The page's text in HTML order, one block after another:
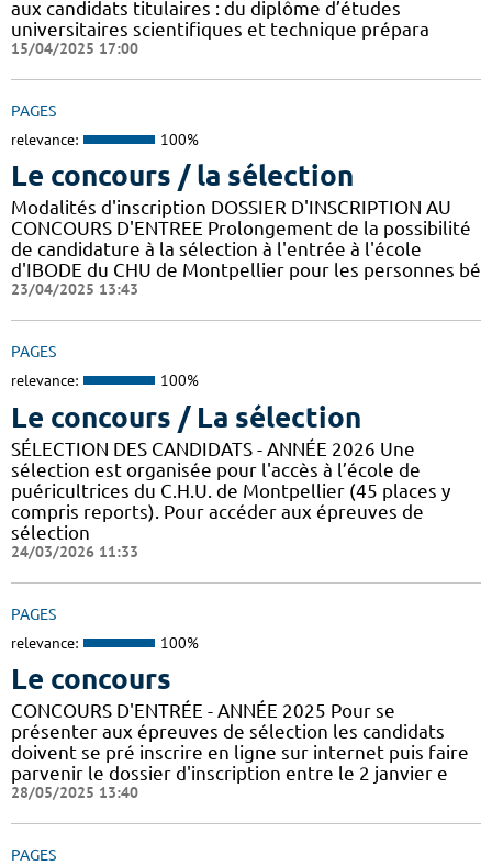
aux candidats titulaires : du diplôme d’études
universitaires scientifiques et technique prépara
15/04/2025 17:00
PAGES
relevance: 100%
Le concours / la sélection
Modalités d'inscription DOSSIER D'INSCRIPTION AU
CONCOURS D'ENTREE Prolongement de la possibilité
de candidature à la sélection à l'entrée à l'école
d'IBODE du CHU de Montpellier pour les personnes bé
23/04/2025 13:43
PAGES
relevance: 100%
Le concours / La sélection
SÉLECTION DES CANDIDATS - ANNÉE 2026 Une
sélection est organisée pour l'accès à l’école de
puéricultrices du C.H.U. de Montpellier (45 places y
compris reports). Pour accéder aux épreuves de
sélection
24/03/2026 11:33
PAGES
relevance: 100%
Le concours
CONCOURS D'ENTRÉE - ANNÉE 2025 Pour se
présenter aux épreuves de sélection les candidats
doivent se pré inscrire en ligne sur internet puis faire
parvenir le dossier d'inscription entre le 2 janvier e
28/05/2025 13:40
PAGES